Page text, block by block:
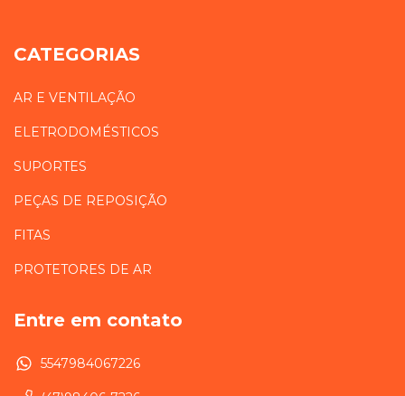
CATEGORIAS
AR E VENTILAÇÃO
ELETRODOMÉSTICOS
SUPORTES
PEÇAS DE REPOSIÇÃO
FITAS
PROTETORES DE AR
Entre em contato
5547984067226